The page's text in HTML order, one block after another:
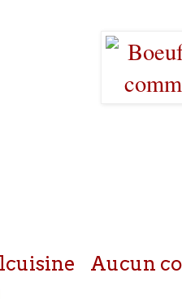
Aucun